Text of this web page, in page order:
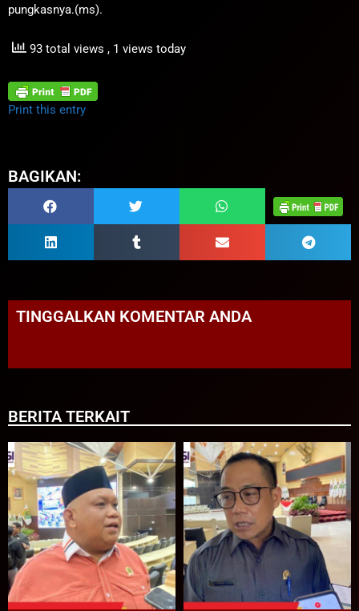
pungkasnya.(ms).
93 total views , 1 views today
Print this entry
BAGIKAN:
TINGGALKAN KOMENTAR ANDA
BERITA TERKAIT